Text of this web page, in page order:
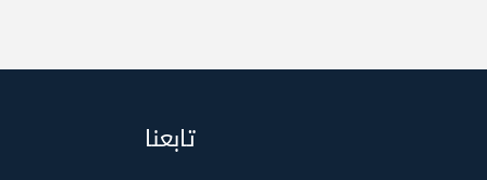
تابعنا